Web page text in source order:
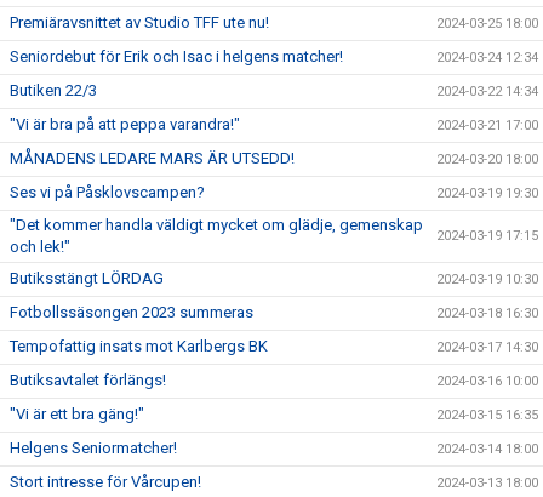
Premiäravsnittet av Studio TFF ute nu! 2024-03-25 18:00
Seniordebut för Erik och Isac i helgens matcher! 2024-03-24 12:34
Butiken 22/3 2024-03-22 14:34
"Vi är bra på att peppa varandra!" 2024-03-21 17:00
MÅNADENS LEDARE MARS ÄR UTSEDD! 2024-03-20 18:00
Ses vi på Påsklovscampen? 2024-03-19 19:30
"Det kommer handla väldigt mycket om glädje, gemenskap
och lek!"
2024-03-19 17:15
Butiksstängt LÖRDAG 2024-03-19 10:30
Fotbollssäsongen 2023 summeras 2024-03-18 16:30
Tempofattig insats mot Karlbergs BK 2024-03-17 14:30
Butiksavtalet förlängs! 2024-03-16 10:00
"Vi är ett bra gäng!" 2024-03-15 16:35
Helgens Seniormatcher! 2024-03-14 18:00
Stort intresse för Vårcupen! 2024-03-13 18:00